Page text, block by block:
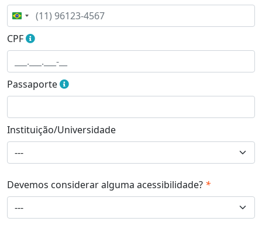
CPF
Passaporte
Instituição/Universidade
Devemos considerar alguma acessibilidade?